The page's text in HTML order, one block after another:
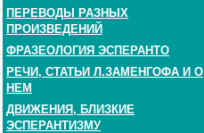
ПЕРЕВОДЫ РАЗНЫХ
ПРОИЗВЕДЕНИЙ
ФРАЗЕОЛОГИЯ ЭСПЕРАНТО
РЕЧИ, СТАТЬИ Л.ЗАМЕНГОФА И О
НЕМ
ДВИЖЕНИЯ, БЛИЗКИЕ
ЭСПЕРАНТИЗМУ